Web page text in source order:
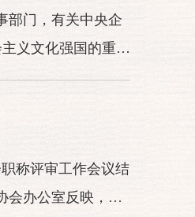
部门，有关中央企
义文化强国的重要
称评审工作会议结
会办公室反映，特